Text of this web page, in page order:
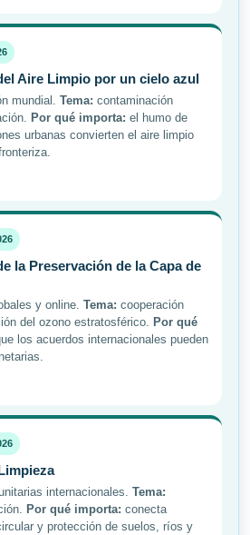
Aire Limpio por un cielo azul
mundial. Tema: contaminación
Por qué importa: el humo de
urbanas convierten el aire limpio
la Preservación de la Capa de
y online. Tema: cooperación
del ozono estratosférico. Por qué
los acuerdos internacionales pueden
internacionales. Tema:
Por qué importa: conecta
y protección de suelos, ríos y